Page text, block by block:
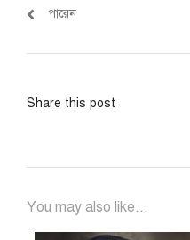
পারেন
Share this post
You may also like...